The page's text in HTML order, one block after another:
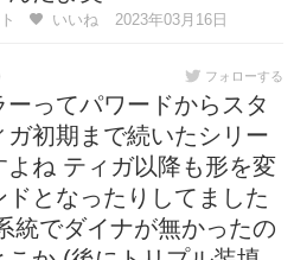
いいね
2023年03月16日
フォローする
ってパワードからスタ
ガ初期まで続いたシリー
よね ティガ以降も形を変
ドとなったりしてました
統でダイナが無かったの